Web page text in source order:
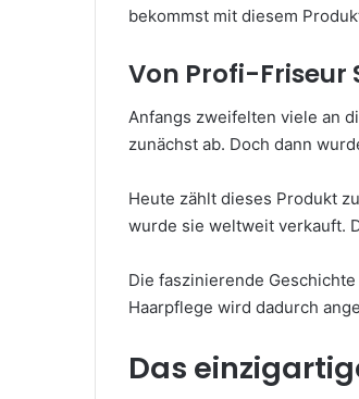
bekommst mit diesem
Von Profi-Friseur
Anfangs zweifelten viele an
zunächst ab. Doch dann
Heute zählt dieses Produkt
wurde sie weltweit verkauft.
Die faszinierende
Haarpflege wird dadurch
Das